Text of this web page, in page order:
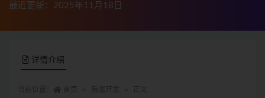
最近更新：2025年11月18日
详情介绍